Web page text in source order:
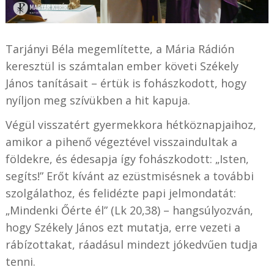
Tarjányi Béla megemlítette, a Mária Rádión
keresztül is számtalan ember követi Székely
János tanításait – értük is fohászkodott, hogy
nyíljon meg szívükben a hit kapuja.
Végül visszatért gyermekkora hétköznapjaihoz,
amikor a pihenő végeztével visszaindultak a
földekre, és édesapja így fohászkodott: „Isten,
segíts!” Erőt kívánt az ezüstmisésnek a további
szolgálathoz, és felidézte papi jelmondatát:
„Mindenki Őérte él” (Lk 20,38) – hangsúlyozván,
hogy Székely János ezt mutatja, erre vezeti a
rábízottakat, ráadásul mindezt jókedvűen tudja
tenni.